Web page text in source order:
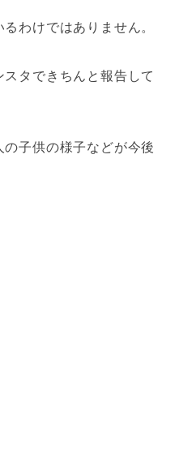
わけではありません。
タできちんと報告して
子供の様子などが今後